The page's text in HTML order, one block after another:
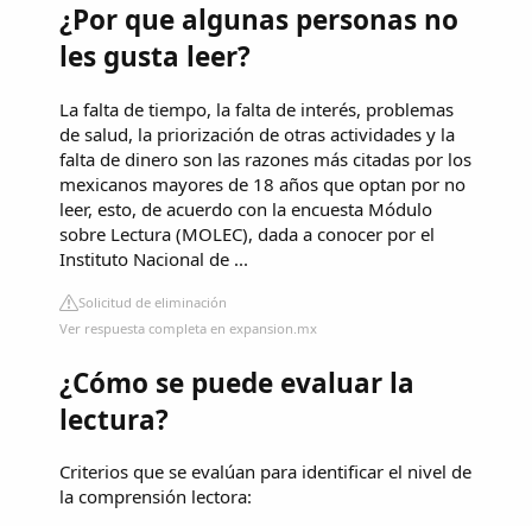
¿Por que algunas personas no
les gusta leer?
La falta de tiempo, la falta de interés, problemas
de salud, la priorización de otras actividades y la
falta de dinero son las razones más citadas por los
mexicanos mayores de 18 años que optan por no
leer, esto, de acuerdo con la encuesta Módulo
sobre Lectura (MOLEC), dada a conocer por el
Instituto Nacional de ...
Solicitud de eliminación
Ver respuesta completa en expansion.mx
¿Cómo se puede evaluar la
lectura?
Criterios que se evalúan para identificar el nivel de
la comprensión lectora: